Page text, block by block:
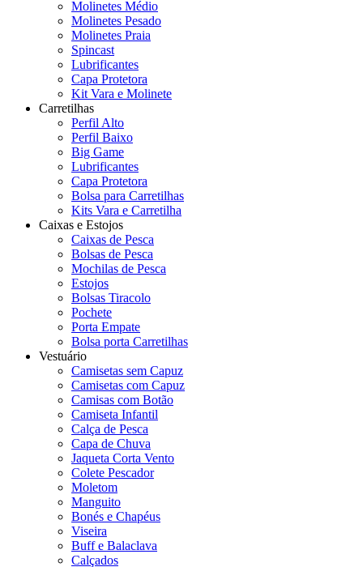
Molinetes Médio
Molinetes Pesado
Molinetes Praia
Spincast
Lubrificantes
Capa Protetora
Kit Vara e Molinete
Carretilhas
Perfil Alto
Perfil Baixo
Big Game
Lubrificantes
Capa Protetora
Bolsa para Carretilhas
Kits Vara e Carretilha
Caixas e Estojos
Caixas de Pesca
Bolsas de Pesca
Mochilas de Pesca
Estojos
Bolsas Tiracolo
Pochete
Porta Empate
Bolsa porta Carretilhas
Vestuário
Camisetas sem Capuz
Camisetas com Capuz
Camisas com Botão
Camiseta Infantil
Calça de Pesca
Capa de Chuva
Jaqueta Corta Vento
Colete Pescador
Moletom
Manguito
Bonés e Chapéus
Viseira
Buff e Balaclava
Calçados